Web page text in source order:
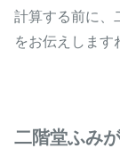
計算する前に、
をお伝えします
二階堂ふみ